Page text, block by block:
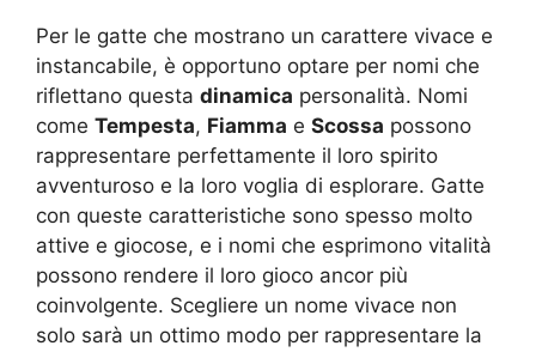
Per le gatte che mostrano un carattere vivace e
instancabile, è opportuno optare per nomi che
riflettano questa dinamica personalità. Nomi
come Tempesta, Fiamma e Scossa possono
rappresentare perfettamente il loro spirito
avventuroso e la loro voglia di esplorare. Gatte
con queste caratteristiche sono spesso molto
attive e giocose, e i nomi che esprimono vitalità
possono rendere il loro gioco ancor più
coinvolgente. Scegliere un nome vivace non
solo sarà un ottimo modo per rappresentare la